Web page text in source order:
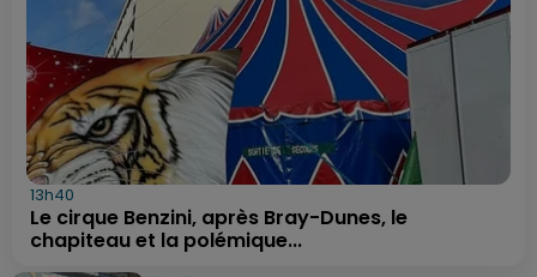
13h40
Le cirque Benzini, après Bray-Dunes, le
chapiteau et la polémique...